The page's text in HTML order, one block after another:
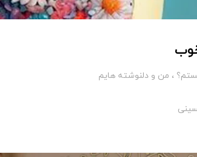
من و دلنوشته هایم